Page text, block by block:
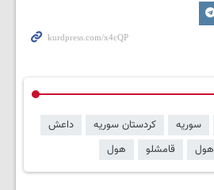
سوریه کردستان سوریه
داعش
هول قامشلو هول